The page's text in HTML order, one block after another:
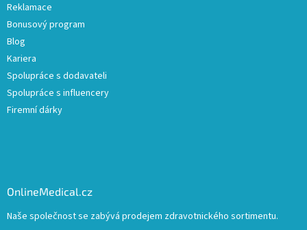
Reklamace
Bonusový program
Blog
Kariera
Spolupráce s dodavateli
Spolupráce s influencery
Firemní dárky
OnlineMedical.cz
Naše společnost se zabývá prodejem zdravotnického sortimentu.